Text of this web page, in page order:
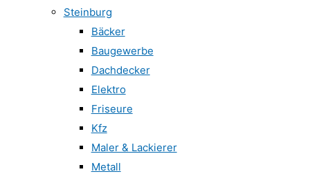
Steinburg
Bäcker
Baugewerbe
Dachdecker
Elektro
Friseure
Kfz
Maler & Lackierer
Metall